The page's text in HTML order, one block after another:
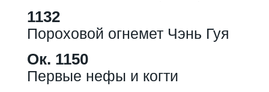
1132
Пороховой огнемет Чэнь Гуя
Ок. 1150
Первые нефы и когти